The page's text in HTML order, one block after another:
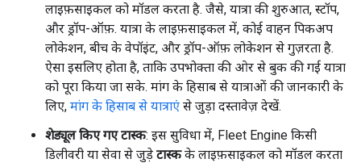
लाइफ़साइकल को मॉडल करता है. जैसे, यात्रा की शुरुआत, स्टॉप,
और ड्रॉप-ऑफ़. यात्रा के लाइफ़साइकल में, कोई वाहन पिकअप
लोकेशन, बीच के वेपॉइंट, और ड्रॉप-ऑफ़ लोकेशन से गुज़रता है.
ऐसा इसलिए होता है, ताकि उपभोक्ता की ओर से बुक की गई यात्रा
को पूरा किया जा सके. मांग के हिसाब से यात्राओं की जानकारी के
लिए, मांग के हिसाब से यात्राएं से जुड़ा दस्तावेज़ देखें.
शेड्यूल किए गए टास्क: इस सुविधा में, Fleet Engine किसी
डिलीवरी या सेवा से जुड़े टास्कके लाइफ़साइकल को मॉडल करता